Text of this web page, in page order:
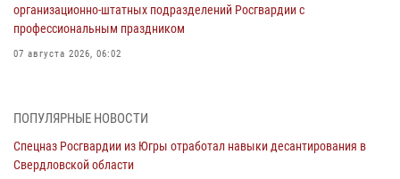
организационно-штатных подразделений Росгвардии с
профессиональным праздником
07 августа 2026, 06:02
Военнослужащие Росгвардии сбили дрон-разведчик ВСУ на южном
ПОПУЛЯРНЫЕ НОВОСТИ
Спецназ Росгвардии из Югры отработал навыки десантирования в
Свердловской области